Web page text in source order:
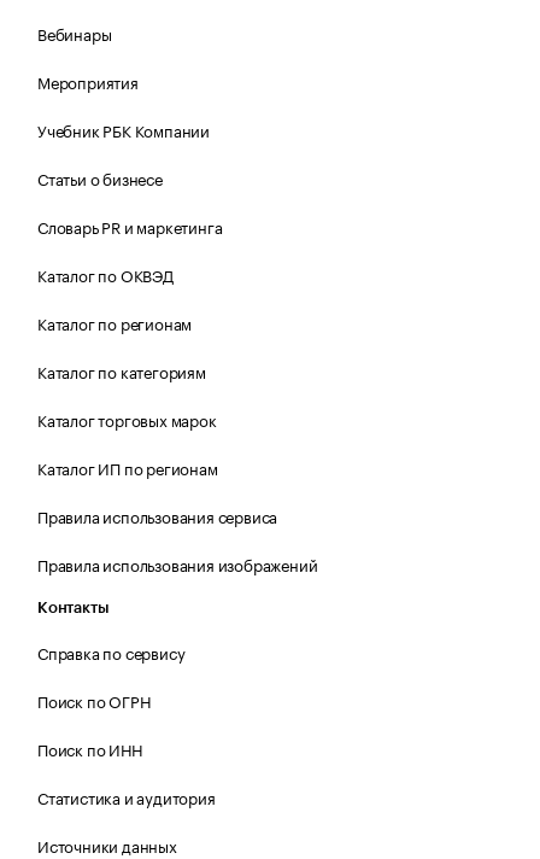
Вебинары
Мероприятия
Учебник РБК Компании
Статьи о бизнесе
Словарь PR и маркетинга
Каталог по ОКВЭД
Каталог по регионам
Каталог по категориям
Каталог торговых марок
Каталог ИП по регионам
Правила использования сервиса
Правила использования изображений
Контакты
Справка по сервису
Поиск по ОГРН
Поиск по ИНН
Статистика и аудитория
Источники данных